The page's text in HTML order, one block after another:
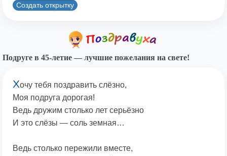
Создать открытку
Подруге в 45-летие — лучшие пожелания на свете!
Хочу тебя поздравить слёзно,
Моя подруга дорогая!
Ведь дружим столько лет серьёзно
И это слёзы — соль земная…
Ведь столько пережили вместе,